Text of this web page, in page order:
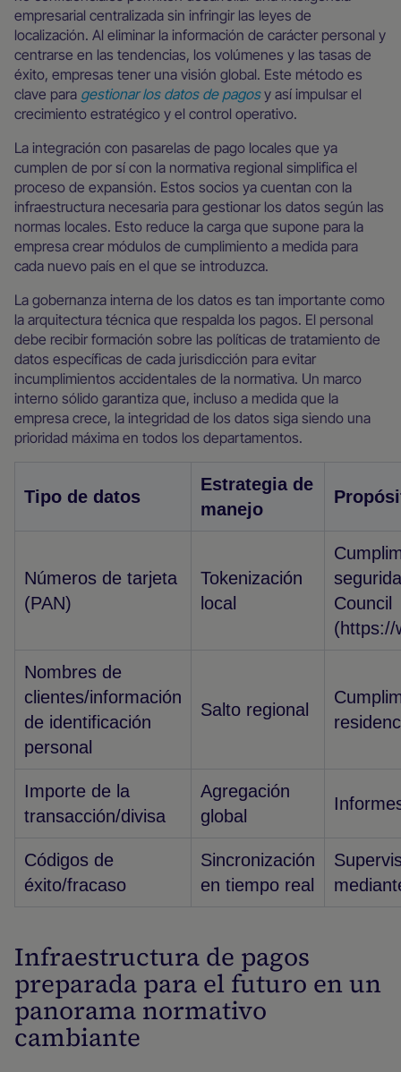
empresarial centralizada sin infringir las leyes de
localización. Al eliminar la información de carácter personal y
centrarse en las tendencias, los volúmenes y las tasas de
éxito, empresas tener una visión global. Este método es
clave para gestionar los datos de pagosy así impulsar el
crecimiento estratégico y el control operativo.
La integración con pasarelas de pago locales que ya
cumplen de por sí con la normativa regional simplifica el
proceso de expansión. Estos socios ya cuentan con la
infraestructura necesaria para gestionar los datos según las
normas locales. Esto reduce la carga que supone para la
empresa crear módulos de cumplimiento a medida para
cada nuevo país en el que se introduzca.
La gobernanza interna de los datos es tan importante como
la arquitectura técnica que respalda los pagos. El personal
debe recibir formación sobre las políticas de tratamiento de
datos específicas de cada jurisdicción para evitar
incumplimientos accidentales de la normativa. Un marco
interno sólido garantiza que, incluso a medida que la
empresa crece, la integridad de los datos siga siendo una
prioridad máxima en todos los departamentos.
Tipo de datos
Estrategia de
manejo
Números de tarjeta
(PAN)
Tokenización
local
Council
(https://
Nombres de
clientes/información
de identificación
personal
Salto regional
Importe de la
transacción/divisa
Agregación
global
Códigos de
éxito/fracaso
Sincronización
en tiempo real
Infraestructura de pagos
preparada para el futuro en un
panorama normativo
cambiante